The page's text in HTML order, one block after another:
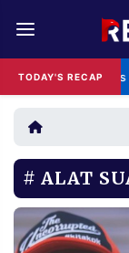
TODAY'S RECAP
BPS: Indeks
REDAKSI
RESOLUSI
RUBRIKASI
EDITORIAL
FINANSIA
ALAT